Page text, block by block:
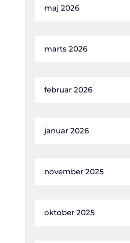
maj 2026
marts 2026
februar 2026
januar 2026
november 2025
oktober 2025